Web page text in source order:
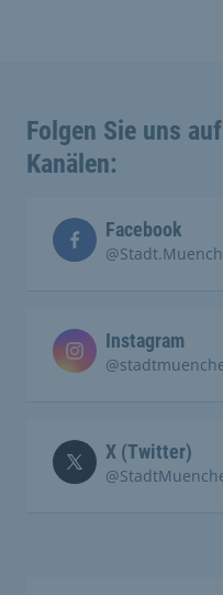
Folgen Sie uns
Kanälen:
Facebook
Instagram
X (Twitter)